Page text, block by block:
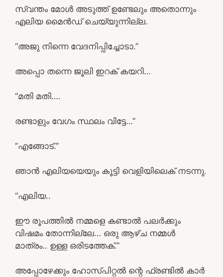
സ്വന്തം മോൾ അടുത്ത് ഉണ്ടേലും അതൊന്നും
എലിയ മൈൻഡ് ചെയ്യുന്നില്ല.
“അജു നിന്നെ വേദനിപ്പിച്ചോടാ.”
അപ്പൊ തന്നെ ജൂലി ഇറക് കയറി…
“മതി മതി….
രണ്ടാളും വേഗം സ്ഥലം വിട്ടേ…”
“എങ്ങോട്.”
ഞാൻ എലിയയെയും കൂട്ടി വെളിയിലെക് നടന്നു.
“എലിയ..
ഈ രൂപത്തിൽ നമ്മളെ കണ്ടാൽ പലർക്കും
വിഷമം തോന്നില്ലേ… ഒരു ആഴ്ച നമ്മൾ
മാത്രം.. ഉള്ള ഒരിടത്തേക്.”
അപ്പോഴേക്കും ഹോസ്പിറ്റൽ ന്റെ ഫ്രണ്ടിൽ കാർ